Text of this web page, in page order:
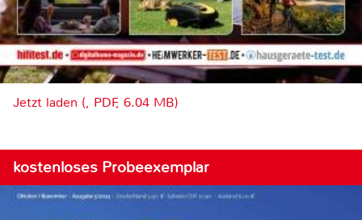
Jetzt laden (, PDF, 6.04 MB)
kostenloses Probeexemplar